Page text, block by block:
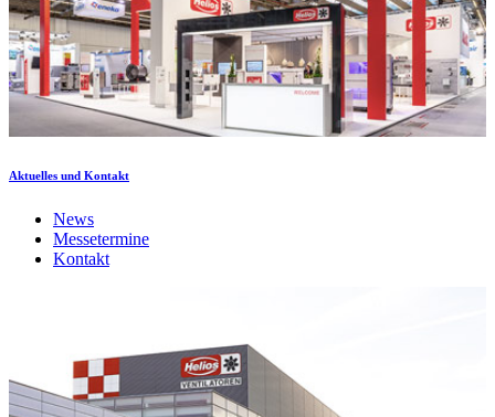
Aktuelles und Kontakt
News
Messetermine
Kontakt